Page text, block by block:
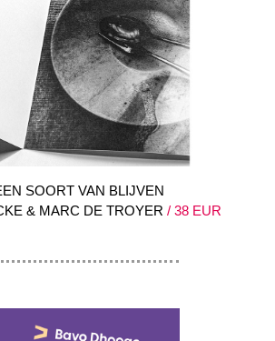
SOORT VAN BLIJVEN
& MARC DE TROYER / 38 EUR